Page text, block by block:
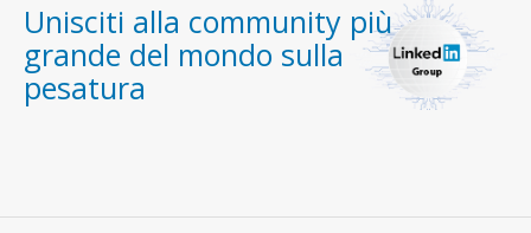
Unisciti alla community più
grande del mondo sulla
pesatura